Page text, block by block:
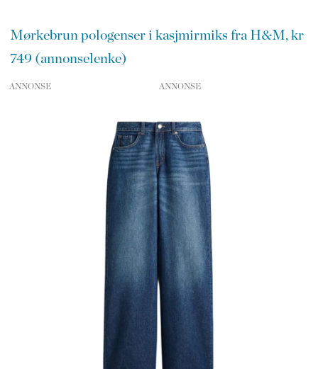
Mørkebrun pologenser i kasjmirmiks fra H&M, kr
749 (annonselenke)
ANNONSE